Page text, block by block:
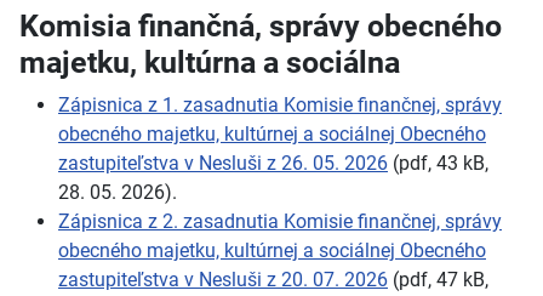
Komisia finančná, správy obecného
majetku, kultúrna a sociálna
Zápisnica z 1. zasadnutia Komisie finančnej, správy
obecného majetku, kultúrnej a sociálnej Obecného
zastupiteľstva v Nesluši z 26. 05. 2026 (pdf, 43 kB,
28. 05. 2026).
Zápisnica z 2. zasadnutia Komisie finančnej, správy
obecného majetku, kultúrnej a sociálnej Obecného
zastupiteľstva v Nesluši z 20. 07. 2026 (pdf, 47 kB,